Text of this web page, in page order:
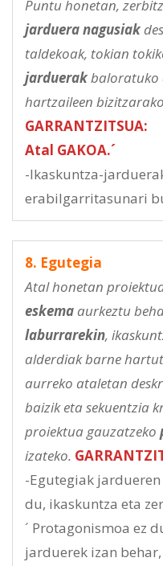
Puntu honetan,
jarduera nagusiak
taldekoak, tokian
jarduerakbaloratuko
hartzaileen
GARRANTZITSUA:
Atal GAKOA.´
-Ikaskuntza-
erabilgarritasunari
8. Egutegia
Atal honetan
eskema aurkeztu
laburrarekin,
alderdiak barne
aurreko ataletan
baizik eta sekuentzia
proiektua gauzatzeko
izateko.
-Egutegiak jardueren
du, ikaskuntza eta
´ Protagonismoa ez
jarduerek izan